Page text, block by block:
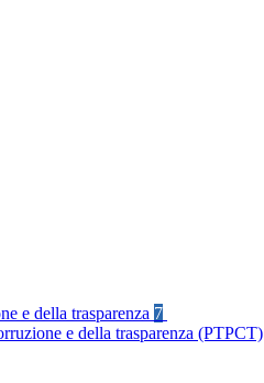
e della trasparenza 7
e della trasparenza (PTPCT)